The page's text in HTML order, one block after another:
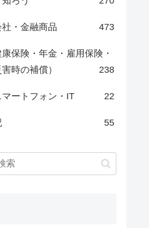
・金融商品 473
保険・年金・雇用保険・
時の補償）
238
ートフォン・IT 22
55